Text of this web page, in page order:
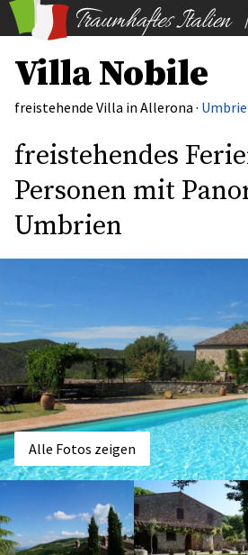
Villa Nobile
freistehende Villa in Allerona ·
freistehendes
Personen mit
Umbrien
Alle Fotos zeigen